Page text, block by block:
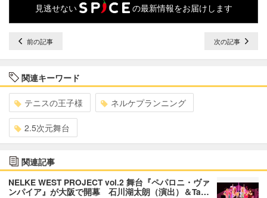
見逃せない の最新情報をお届けします
前の記事 次の記事
関連キーワード
テニスの王子様 ネルケプランニング
2.5次元舞台
関連記事
NELKE WEST PROJECT vol.2 舞台『ペパロニ・ヴァ
ンパイア』が大阪で開幕 石川湖太朗（演出）＆Ta…